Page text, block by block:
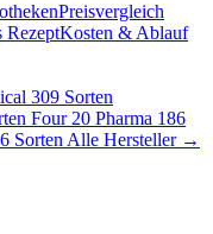
Preisvergleich
RezeptKosten & Ablauf
309 Sorten
Four 20 Pharma 186
Sorten Alle Hersteller →